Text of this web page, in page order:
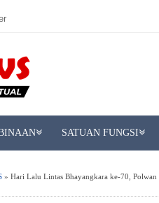
SATUAN FUNGSI
» Hari Lalu Lintas Bhayangkara ke-70, Polwan